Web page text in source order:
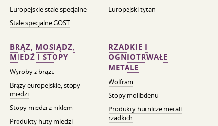
Europejskie stale specjalne
Stale specjalne GOST
Europejski tytan
BRĄZ, MOSIĄDZ,
MIEDŹ I STOPY
Wyroby z brązu
Brązy europejskie, stopy
miedzi
Stopy miedzi z niklem
Produkty huty miedzi
RZADKIE I
OGNIOTRWAŁE
METALE
Wolfram
Stopy molibdenu
Produkty hutnicze metali
rzadkich